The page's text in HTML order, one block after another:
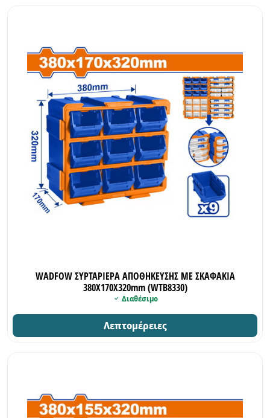
WADFOW ΣΥΡΤΑΡΙΕΡΑ ΑΠΟΘΗΚΕΥΣΗΣ ME ΣΚΑΦΑΚΙΑ
380X170X320mm (WTB8330)
Διαθέσιμο
Λεπτομέρειες